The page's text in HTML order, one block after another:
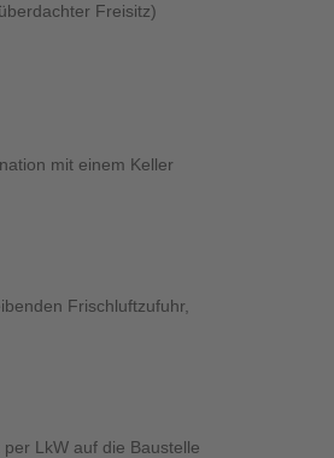
Freisitz)
mit einem Keller
Frischluftzufuhr,
LkW auf die Baustelle